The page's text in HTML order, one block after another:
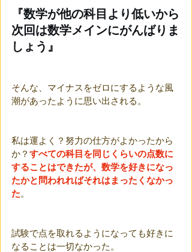
『数学が他の科目より低いから
次回は数学メインにがんばりま
しょう』
そんな、マイナスをゼロにするような風
潮があったように思い出される。
私は運よく？努力の仕方がよかったから
か？ すべての科目を同じくらいの点数に
することはできたが、数学を好きになっ
たかと問われればそれはまったくなかっ
た。
試験で点を取れるようになっても好きに
なることは一切なかった。